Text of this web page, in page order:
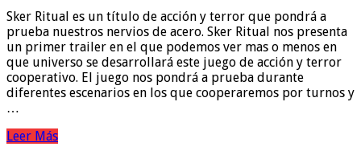
Sker Ritual es un título de acción y terror que pondrá a
prueba nuestros nervios de acero. Sker Ritual nos presenta
un primer trailer en el que podemos ver mas o menos en
que universo se desarrollará este juego de acción y terror
cooperativo. El juego nos pondrá a prueba durante
diferentes escenarios en los que cooperaremos por turnos y
…
Leer Más